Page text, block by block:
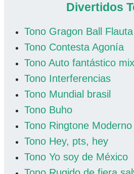
Divertidos
Tono Gragon Ball Flauta
Tono Contesta Agonía
Tono Auto fantástico mix
Tono Interferencias
Tono Mundial brasil
Tono Buho
Tono Ringtone Moderno
Tono Hey, pts, hey
Tono Yo soy de México